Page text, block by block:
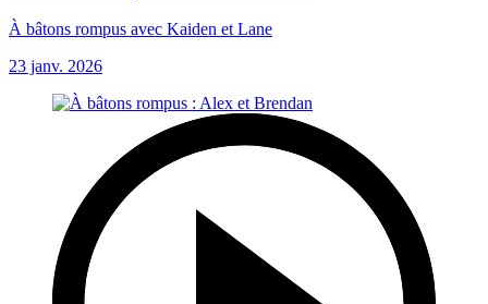
À bâtons rompus avec Kaiden et Lane
23 janv. 2026